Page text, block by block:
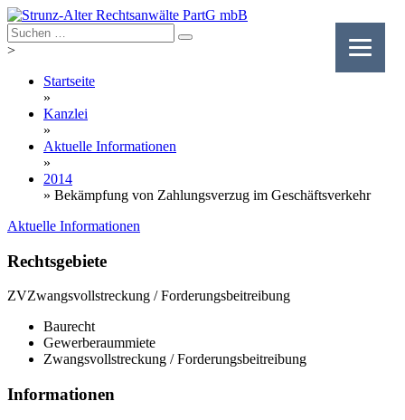
Skip
to
content
>
Startseite
»
Kanzlei
»
Aktuelle Informationen
»
2014
» Bekämpfung von Zahlungsverzug im Geschäftsverkehr
Aktuelle Informationen
Rechtsgebiete
ZVZwangsvollstreckung / Forderungsbeitreibung
Baurecht
Gewerberaummiete
Zwangsvollstreckung / Forderungsbeitreibung
Informationen